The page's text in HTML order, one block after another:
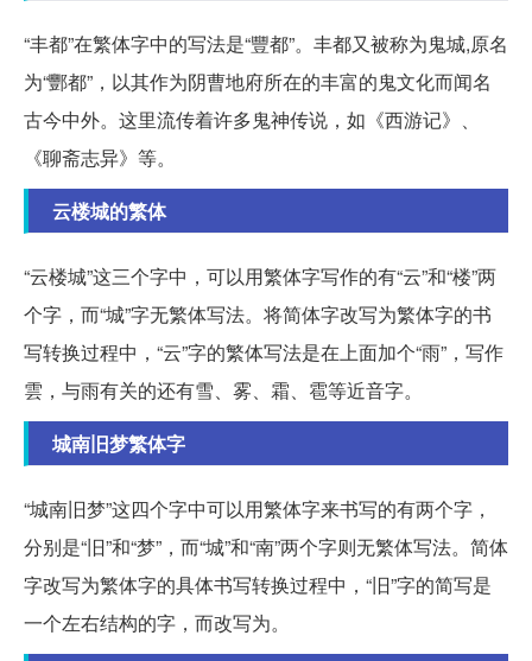
“丰都”在繁体字中的写法是“豐都”。丰都又被称为鬼城,原名
为“酆都”，以其作为阴曹地府所在的丰富的鬼文化而闻名
古今中外。这里流传着许多鬼神传说，如《西游记》、
《聊斋志异》等。
云楼城的繁体
“云楼城”这三个字中，可以用繁体字写作的有“云”和“楼”两
个字，而“城”字无繁体写法。将简体字改写为繁体字的书
写转换过程中，“云”字的繁体写法是在上面加个“雨”，写作
雲，与雨有关的还有雪、雾、霜、雹等近音字。
城南旧梦繁体字
“城南旧梦”这四个字中可以用繁体字来书写的有两个字，
分别是“旧”和“梦”，而“城”和“南”两个字则无繁体写法。简体
字改写为繁体字的具体书写转换过程中，“旧”字的简写是
一个左右结构的字，而改写为。